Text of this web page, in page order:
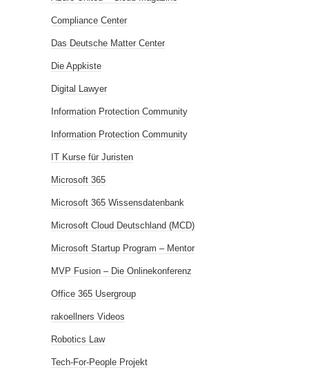
Compliance Center
Das Deutsche Matter Center
Die Appkiste
Digital Lawyer
Information Protection Community
Information Protection Community
IT Kurse für Juristen
Microsoft 365
Microsoft 365 Wissensdatenbank
Microsoft Cloud Deutschland (MCD)
Microsoft Startup Program – Mentor
MVP Fusion – Die Onlinekonferenz
Office 365 Usergroup
rakoellners Videos
Robotics Law
Tech-For-People Projekt